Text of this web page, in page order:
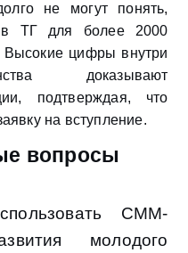
не могут понять,
ТГ для более 2000
Высокие цифры внутри
доказывают
подтверждая, что
на вступление.
вопросы
СММ-
молодого